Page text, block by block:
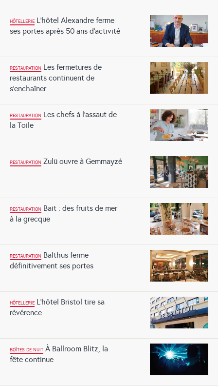
HÔTELLERIE L’hôtel Alexandre ferme
ses portes après 50 ans d’activité
RESTAURATION Les fermetures de
restaurants continuent de
s’enchaîner
RESTAURATION Les chefs à l’assaut de
la Toile
RESTAURATION Zulü ouvre à Gemmayzé
RESTAURATION Bait : des fruits de mer
à la grecque
RESTAURATION Balthus ferme
définitivement ses portes
HÔTELLERIE L’hôtel Bristol tire sa
révérence
BOÎTES DE NUIT À Ballroom Blitz, la
fête continue